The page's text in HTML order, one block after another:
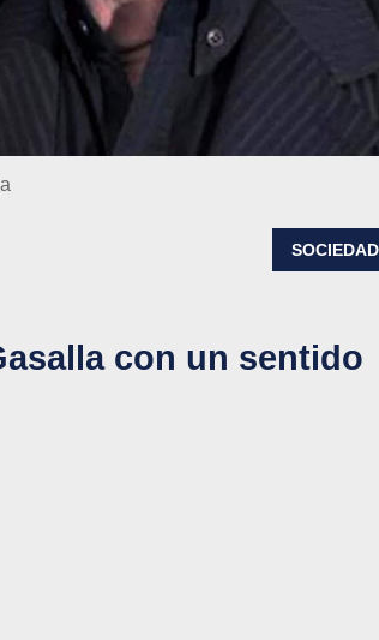
SOCIEDAD
con un sentido